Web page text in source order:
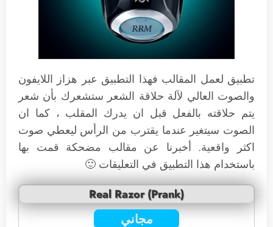
تطبيق لعمل المقالب فهذا التطبيق عبر هزاز اللايفون
والصوت العالي لآلة حلاقة الشعر ستشعرك بأن شعر
يتم حلاقته بالفعل قبل ان يدرك المقلب ، كما ان
الصوت سيتغير عندما يقترب من الرأس ليعطي صوت
اكثر واقعية. أخبرنا عن مقالب مضحكة قمت بها
باستخدام هذا التطبيق في التعليقات 🙂
Real Razor (Prank)
مجاني